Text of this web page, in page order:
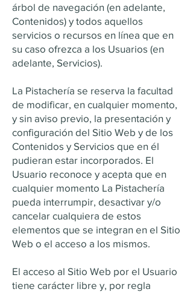
árbol de navegación (en adelante,
Contenidos) y todos aquellos
servicios o recursos en línea que en
su caso ofrezca a los Usuarios (en
adelante, Servicios).
La Pistachería se reserva la facultad
de modificar, en cualquier momento,
y sin aviso previo, la presentación y
configuración del Sitio Web y de los
Contenidos y Servicios que en él
pudieran estar incorporados. El
Usuario reconoce y acepta que en
cualquier momento La Pistachería
pueda interrumpir, desactivar y/o
cancelar cualquiera de estos
elementos que se integran en el Sitio
Web o el acceso a los mismos.
El acceso al Sitio Web por el Usuario
tiene carácter libre y, por regla